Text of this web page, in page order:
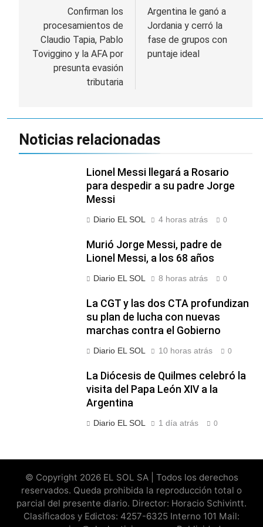
entradas
Confirman los
procesamientos de
Claudio Tapia, Pablo
Toviggino y la AFA por
presunta evasión
tributaria
Argentina le ganó a
Jordania y cerró la
fase de grupos con
puntaje ideal
Noticias relacionadas
Lionel Messi llegará a Rosario
para despedir a su padre Jorge
Messi
Diario EL SOL 4 horas atrás 0
Murió Jorge Messi, padre de
Lionel Messi, a los 68 años
Diario EL SOL 8 horas atrás 0
La CGT y las dos CTA profundizan
su plan de lucha con nuevas
marchas contra el Gobierno
Diario EL SOL 10 horas atrás 0
La Diócesis de Quilmes celebró la
visita del Papa León XIV a la
Argentina
Diario EL SOL 1 día atrás 0
© Copyright 2026 EL SOL SA | Todos los derechos
reservados. Queda prohibida la reproducción total o
parcial del presente diario. Director: Horacio Schivintt.
Clasificados y Edictos: 4257-6325 Interno 101 Mail: